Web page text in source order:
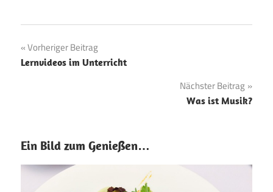
Beitragsnavigation
Vorheriger Beitrag
Lernvideos im Unterricht
Nächster Beitrag
Was ist Musik?
Ein Bild zum Genießen…